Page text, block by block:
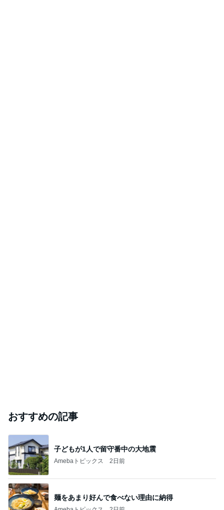
おすすめの記事
子どもが1人で留守番中の大地震
Amebaトピックス 2日前
麺をあまり好んで食べない理由に納得